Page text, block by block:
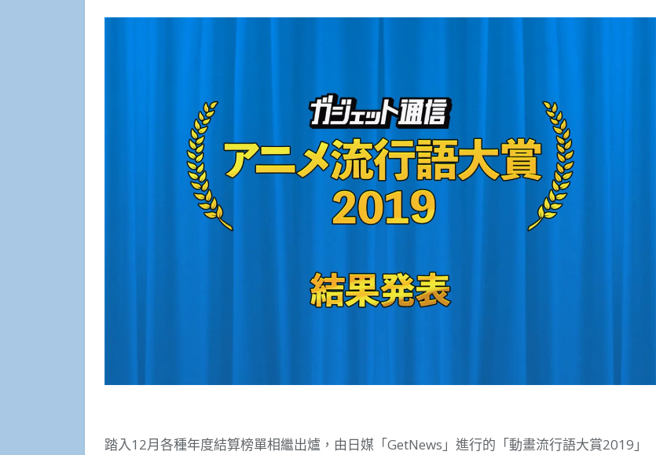
踏入12月各種年度結算榜單相繼出爐，由日媒「GetNews」進行的「動畫流行語大賞2019」